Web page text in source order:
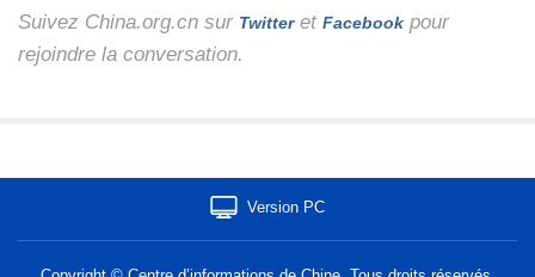
Suivez China.org.cn sur Twitteret Facebook pour
rejoindre la conversation.
Version PC